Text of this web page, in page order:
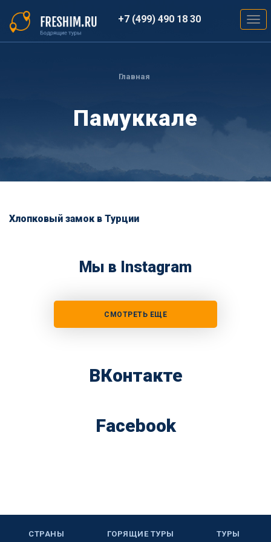
основному
содержанию
+7 (499) 490 18 30
Главная
Памуккале
Хлопковый замок в Турции
Мы в Instagram
СМОТРЕТЬ ЕЩЕ
ВКонтакте
Facebook
СТРАНЫ ГОРЯЩИЕ ТУРЫ ТУРЫ